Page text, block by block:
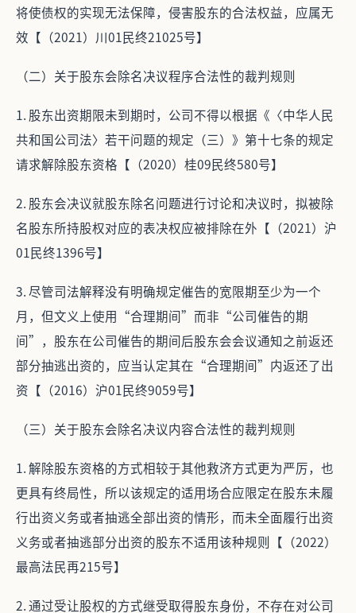
将使债权的实现无法保障，侵害股东的合法权益，应属无
效【（2021）川01民终21025号】
（二）关于股东会除名决议程序合法性的裁判规则
1. 股东出资期限未到期时，公司不得以根据《〈中华人民
共和国公司法〉若干问题的规定（三）》第十七条的规定
请求解除股东资格【（2020）桂09民终580号】
2. 股东会决议就股东除名问题进行讨论和决议时，拟被除
名股东所持股权对应的表决权应被排除在外【（2021）沪
01民终1396号】
3. 尽管司法解释没有明确规定催告的宽限期至少为一个
月，但文义上使用“合理期间”而非“公司催告的期
间”，股东在公司催告的期间后股东会会议通知之前返还
部分抽逃出资的，应当认定其在“合理期间”内返还了出
资【（2016）沪01民终9059号】
（三）关于股东会除名决议内容合法性的裁判规则
1. 解除股东资格的方式相较于其他救济方式更为严厉，也
更具有终局性，所以该规定的适用场合应限定在股东未履
行出资义务或者抽逃全部出资的情形，而未全面履行出资
义务或者抽逃部分出资的股东不适用该种规则【（2022）
最高法民再215号】
2. 通过受让股权的方式继受取得股东身份，不存在对公司